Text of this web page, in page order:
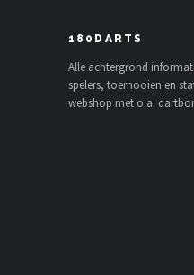
Bull's
180DARTS
Alle achtergrond
spelers, toernooien en
webshop met o.a.